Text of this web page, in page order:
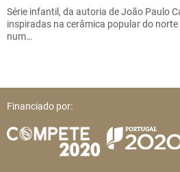
Série infantil, da autoria de João Paulo
inspiradas na cerâmica popular do
num…
Financiado por: